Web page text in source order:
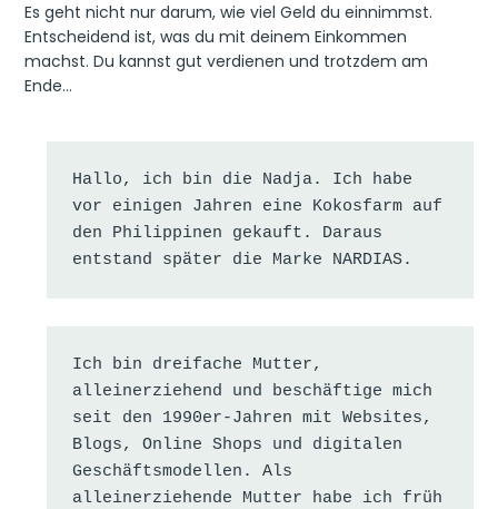
Es geht nicht nur darum, wie viel Geld du einnimmst.
Entscheidend ist, was du mit deinem Einkommen
machst. Du kannst gut verdienen und trotzdem am
Ende…
Hallo, ich bin die Nadja. Ich habe
vor einigen Jahren eine Kokosfarm auf
den Philippinen gekauft. Daraus
entstand später die Marke NARDIAS.
Ich bin dreifache Mutter,
alleinerziehend und beschäftige mich
seit den 1990er-Jahren mit Websites,
Blogs, Online Shops und digitalen
Geschäftsmodellen. Als
alleinerziehende Mutter habe ich früh